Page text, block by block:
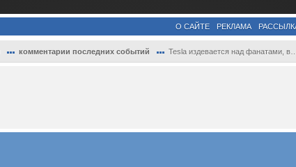
О САЙТЕ РЕКЛАМА
комментарии последних событий Tesla издевается над фанатами, внезапно ...